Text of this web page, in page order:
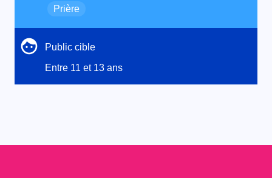
Prière
Public cible
Entre 11 et 13 ans